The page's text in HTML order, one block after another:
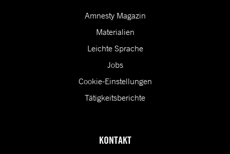
Amnesty Magazin
Materialien
Leichte Sprache
Jobs
Cookie-Einstellungen
Tätigkeitsberichte
KONTAKT